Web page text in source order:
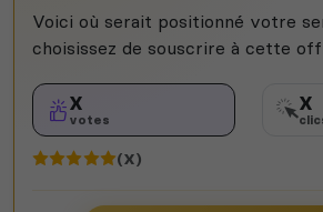
Voici où serait positionné votre
choisissez de souscrire à cette
X
votes
X
(X)